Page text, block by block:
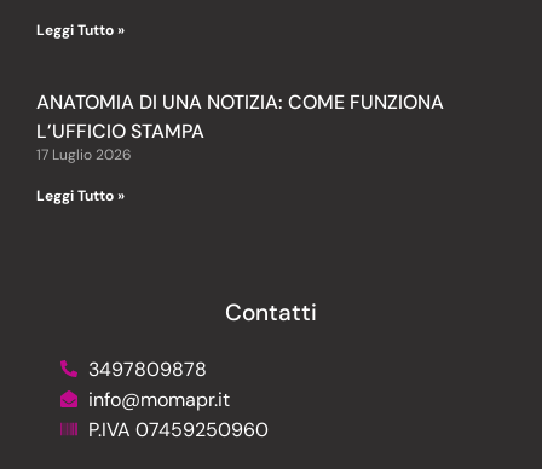
Leggi Tutto »
ANATOMIA DI UNA NOTIZIA: COME FUNZIONA
L’UFFICIO STAMPA
17 Luglio 2026
Leggi Tutto »
Contatti
3497809878
info@momapr.it
P.IVA 07459250960